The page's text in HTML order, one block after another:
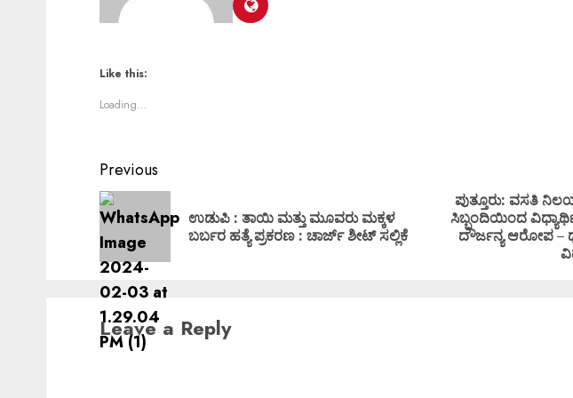
Like this:
Loading...
Previous
ಉಡುಪಿ : ತಾಯಿ ಮತ್ತು ಮೂವರು ಮಕ್ಕಳ
ಬರ್ಬರ ಹತ್ಯೆ ಪ್ರಕರಣ : ಚಾರ್ಜ್ ಶೀಟ್ ಸಲ್ಲಿಕೆ
ಪುತ್ತೂರು: ವಸತಿ
ಸಿಬ್ಬಂದಿಯಿಂದ
ದೌರ್ಜನ್ಯ ಆರೋಪ –
Leave a Reply